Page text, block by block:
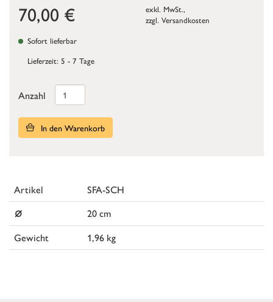
70,00 €
exkl. MwSt.,
zzgl. Versandkosten
Sofort lieferbar
Lieferzeit: 5 - 7 Tage
Anzahl
In den Warenkorb
Artikel SFA-SCH
⌀
20 cm
Gewicht
1,96 kg